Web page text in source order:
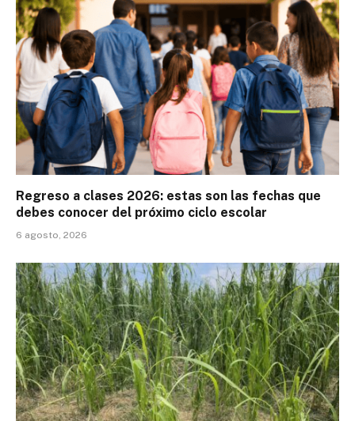
Regreso a clases 2026: estas son las fechas que
debes conocer del próximo ciclo escolar
6 agosto, 2026